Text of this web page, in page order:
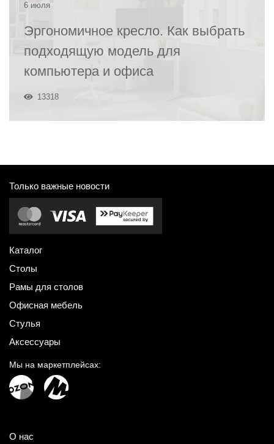
6 июля
Эргономичное кресло. Как выбрать
подходящую модель для
компьютера и офиса
13318
Только важные новости
Каталог
Столы
Рамы для столов
Офисная мебель
Стулья
Аксессуары
Мы на маркетплейсах:
О нас